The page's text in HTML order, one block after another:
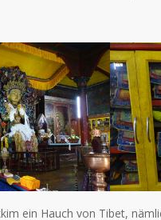
ein Hauch von Tibet,